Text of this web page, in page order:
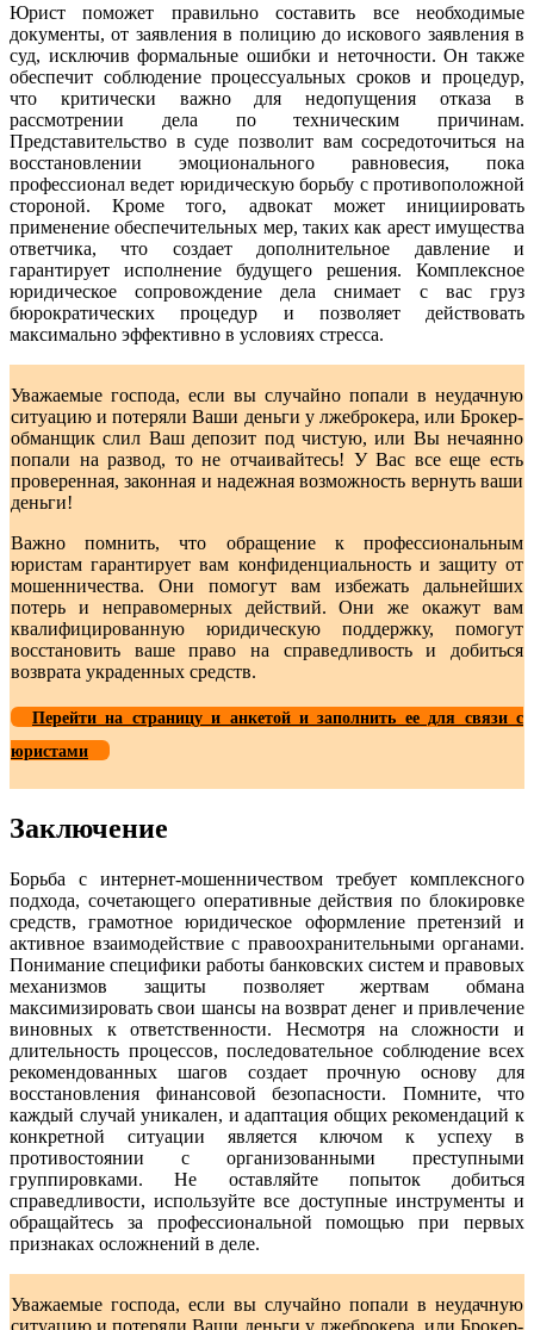
Юрист поможет правильно составить все необходимые
документы, от заявления в полицию до искового заявления в
суд, исключив формальные ошибки и неточности. Он также
обеспечит соблюдение процессуальных сроков и процедур,
что критически важно для недопущения отказа в
рассмотрении дела по техническим причинам.
Представительство в суде позволит вам сосредоточиться на
восстановлении эмоционального равновесия, пока
профессионал ведет юридическую борьбу с противоположной
стороной. Кроме того, адвокат может инициировать
применение обеспечительных мер, таких как арест имущества
ответчика, что создает дополнительное давление и
гарантирует исполнение будущего решения. Комплексное
юридическое сопровождение дела снимает с вас груз
бюрократических процедур и позволяет действовать
максимально эффективно в условиях стресса.
Уважаемые господа, если вы случайно попали в неудачную
ситуацию и потеряли Ваши деньги у лжеброкера, или Брокер-
обманщик слил Ваш депозит под чистую, или Вы нечаянно
попали на развод, то не отчаивайтесь! У Вас все еще есть
проверенная, законная и надежная возможность вернуть ваши
деньги!
Важно помнить, что обращение к профессиональным
юристам гарантирует вам конфиденциальность и защиту от
мошенничества. Они помогут вам избежать дальнейших
потерь и неправомерных действий. Они же окажут вам
квалифицированную юридическую поддержку, помогут
восстановить ваше право на справедливость и добиться
возврата украденных средств.
Перейти на страницу и анкетой и заполнить ее для связи с
юристами
Заключение
Борьба с интернет-мошенничеством требует комплексного
подхода, сочетающего оперативные действия по блокировке
средств, грамотное юридическое оформление претензий и
активное взаимодействие с правоохранительными органами.
Понимание специфики работы банковских систем и правовых
механизмов защиты позволяет жертвам обмана
максимизировать свои шансы на возврат денег и привлечение
виновных к ответственности. Несмотря на сложности и
длительность процессов, последовательное соблюдение всех
рекомендованных шагов создает прочную основу для
восстановления финансовой безопасности. Помните, что
каждый случай уникален, и адаптация общих рекомендаций к
конкретной ситуации является ключом к успеху в
противостоянии с организованными преступными
группировками. Не оставляйте попыток добиться
справедливости, используйте все доступные инструменты и
обращайтесь за профессиональной помощью при первых
признаках осложнений в деле.
Уважаемые господа, если вы случайно попали в неудачную
ситуацию и потеряли Ваши деньги у лжеброкера, или Брокер-